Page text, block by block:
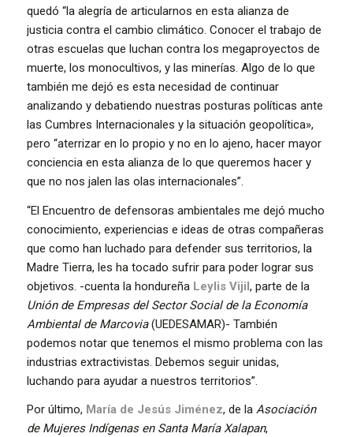
quedó “la alegría de articularnos en esta alianza de
justicia contra el cambio climático. Conocer el trabajo de
otras escuelas que luchan contra los megaproyectos de
muerte, los monocultivos, y las minerías. Algo de lo que
también me dejó es esta necesidad de continuar
analizando y debatiendo nuestras posturas políticas ante
las Cumbres Internacionales y la situación geopolítica»,
pero “aterrizar en lo propio y no en lo ajeno, hacer mayor
conciencia en esta alianza de lo que queremos hacer y
que no nos jalen las olas internacionales”.
“El Encuentro de defensoras ambientales me dejó mucho
conocimiento, experiencias e ideas de otras compañeras
que como han luchado para defender sus territorios, la
Madre Tierra, les ha tocado sufrir para poder lograr sus
objetivos. -cuenta la hondureña Leylis Vijil, parte de la
Unión de Empresas del Sector Social de la Economía
Ambiental de Marcovia(UEDESAMAR)- También
podemos notar que tenemos el mismo problema con las
industrias extractivistas. Debemos seguir unidas,
luchando para ayudar a nuestros territorios”.
Por último, María de Jesús Jiménez, de la Asociación
de Mujeres Indígenas en Santa María Xalapan,